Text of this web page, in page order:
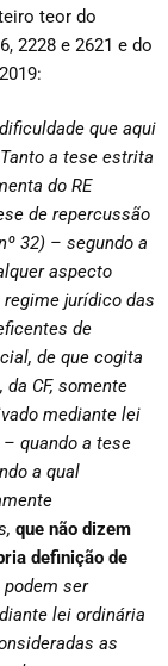
teor do
2228 e 2621 e do
que aqui
a tese estrita
do RE
de repercussão
32) – segundo a
aspecto
jurídico das
de
de que cogita
da CF, somente
mediante lei
quando a tese
a qual
que não dizem
definição de
podem ser
lei ordinária
as